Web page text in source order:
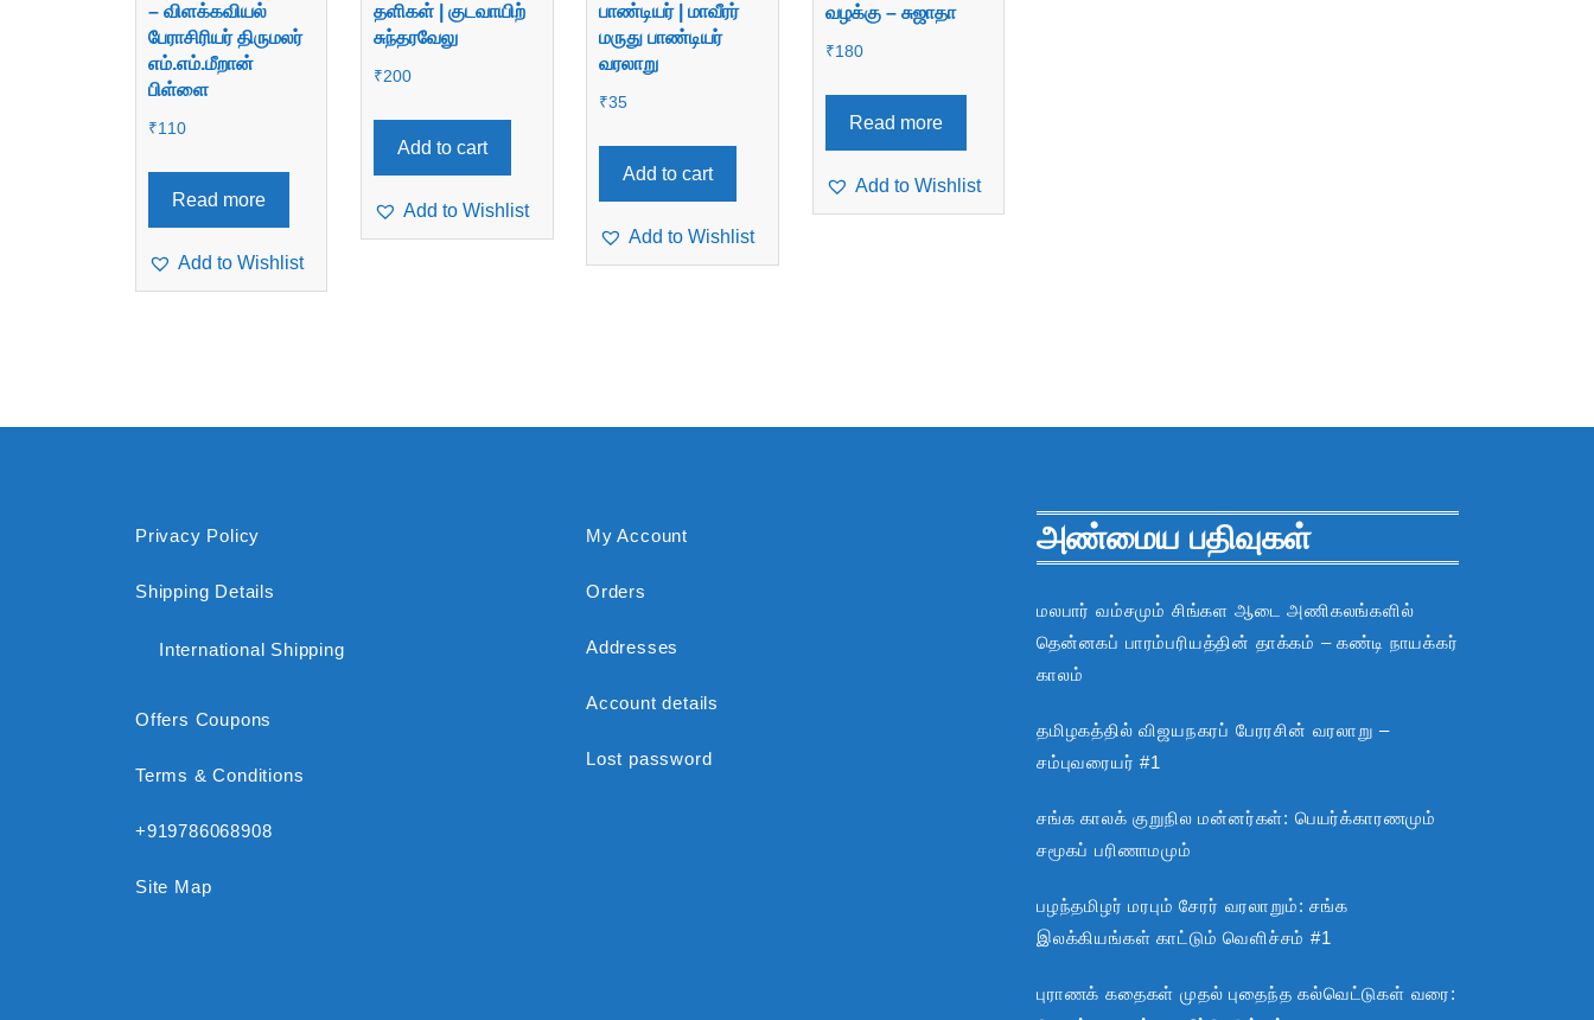
– விளக்கவியல்
பேராசிரியர் திருமலர்
எம்.எம்.மீறான்
பிள்ளை
₹110
Read more
Add to Wishlist
தளிகள் | குடவாயிற்
சுந்தரவேலு
₹200
Add to cart
Add to Wishlist
பாண்டியர் | மாவீரர்
மருது பாண்டியர்
வரலாறு
₹35
Add to cart
Add to Wishlist
வழக்கு – சுஜாதா
₹180
Read more
Add to Wishlist
Privacy Policy
Shipping Details
International Shipping
Offers Coupons
Terms & Conditions
+919786068908
Site Map
My Account
Orders
Addresses
Account details
Lost password
அண்மைய பதிவுகள்
மலபார் வம்சமும் சிங்கள ஆடை அணிகலங்களில்
தென்னகப் பாரம்பரியத்தின் தாக்கம் – கண்டி நாயக்கர்
காலம்
தமிழகத்தில் விஜயநகரப் பேரரசின் வரலாறு –
சம்புவரையர் #1
சங்க காலக் குறுநில மன்னர்கள்: பெயர்க்காரணமும்
சமூகப் பரிணாமமும்
பழந்தமிழர் மரபும் சேரர் வரலாறும்: சங்க
இலக்கியங்கள் காட்டும் வெளிச்சம் #1
புராணக் கதைகள் முதல் புதைந்த கல்வெட்டுகள் வரை: